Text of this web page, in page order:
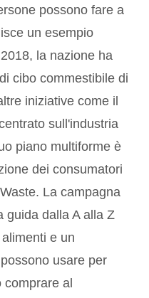
possono fare a
un esempio
la nazione ha
cibo commestibile di
iniziative come il
sull'industria
piano multiforme è
dei consumatori
La campagna
guida dalla A alla Z
e un
usare per
al